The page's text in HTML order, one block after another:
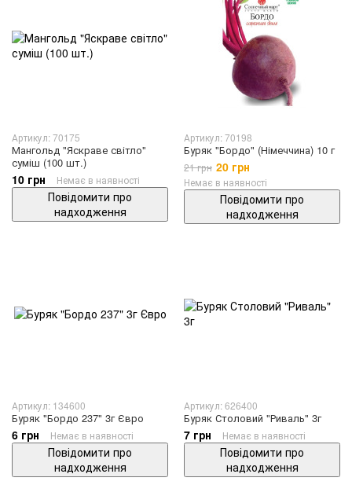
Артикул: 70175
Мангольд "Яскраве світло"
суміш (100 шт.)
10 грн Немає в наявності
Повідомити про
надходження
Артикул: 70198
Буряк "Бордо" (Німеччина) 10 г
21 грн 20 грн
Немає в наявності
Повідомити про
надходження
Артикул: 134600
Буряк "Бордо 237" 3г Євро
6 грн Немає в наявності
Повідомити про
надходження
Артикул: 626400
Буряк Столовий "Риваль" 3г
7 грн Немає в наявності
Повідомити про
надходження